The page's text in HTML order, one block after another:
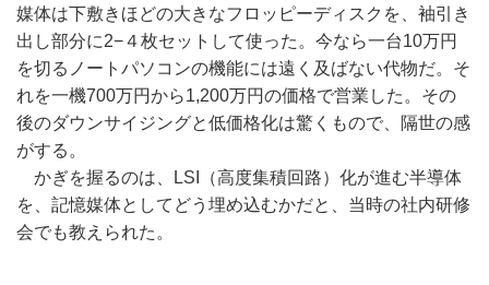
媒体は下敷きほどの大きなフロッピーディスクを、袖引き
出し部分に2−４枚セットして使った。今なら一台10万円
を切るノートパソコンの機能には遠く及ばない代物だ。そ
れを一機700万円から1,200万円の価格で営業した。その
後のダウンサイジングと低価格化は驚くもので、隔世の感
がする。
かぎを握るのは、LSI（高度集積回路）化が進む半導体
を、記憶媒体としてどう埋め込むかだと、当時の社内研修
会でも教えられた。